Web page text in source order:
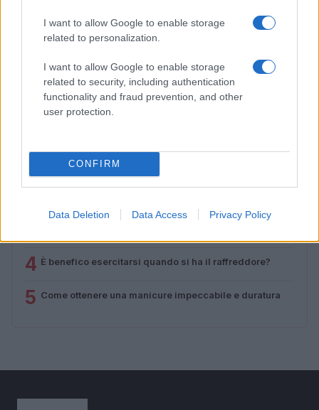
I want to allow Google to enable storage
related to personalization.
I want to allow Google to enable storage
related to security, including authentication
functionality and fraud prevention, and other
user protection.
CONFIRM
Data Deletion Data Access Privacy Policy
Zalando Visionary Award: INSTITUTION di Galib
Gassanoff vince a Copenhagen
PIÙ LETTI
1
2 Sognare il fango ha anche dei significati positivi (che
Come valorizzare la zona giorno attraverso una scelta
4 È benefico esercitarsi quando si ha il raffreddore?
5 Come ottenere una manicure impeccabile e duratura